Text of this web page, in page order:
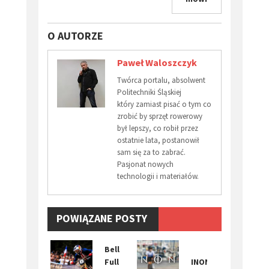
O AUTORZE
Paweł Waloszczyk
Twórca portalu, absolwent
Politechniki Śląskiej
który zamiast pisać o tym co
zrobić by sprzęt rowerowy
był lepszy, co robił przez
ostatnie lata, postanowił
sam się za to zabrać.
Pasjonat nowych
technologii i materiałów.
POWIĄZANE POSTY
Bell
Full
INONI